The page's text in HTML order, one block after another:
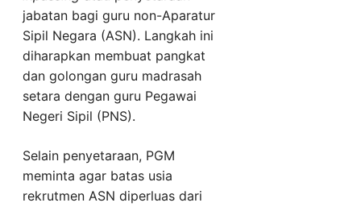
jabatan bagi guru non-Aparatur
Sipil Negara (ASN). Langkah ini
diharapkan membuat pangkat
dan golongan guru madrasah
setara dengan guru Pegawai
Negeri Sipil (PNS).
Selain penyetaraan, PGM
meminta agar batas usia
rekrutmen ASN diperluas dari